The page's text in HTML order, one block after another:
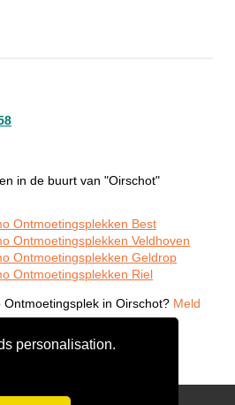
personalisation.
in de buurt van "Oirschot"
Ontmoetingsplekken Best
Ontmoetingsplekken Veldhoven
Ontmoetingsplekken Geldrop
Ontmoetingsplekken Riel
in Oirschot? Meld